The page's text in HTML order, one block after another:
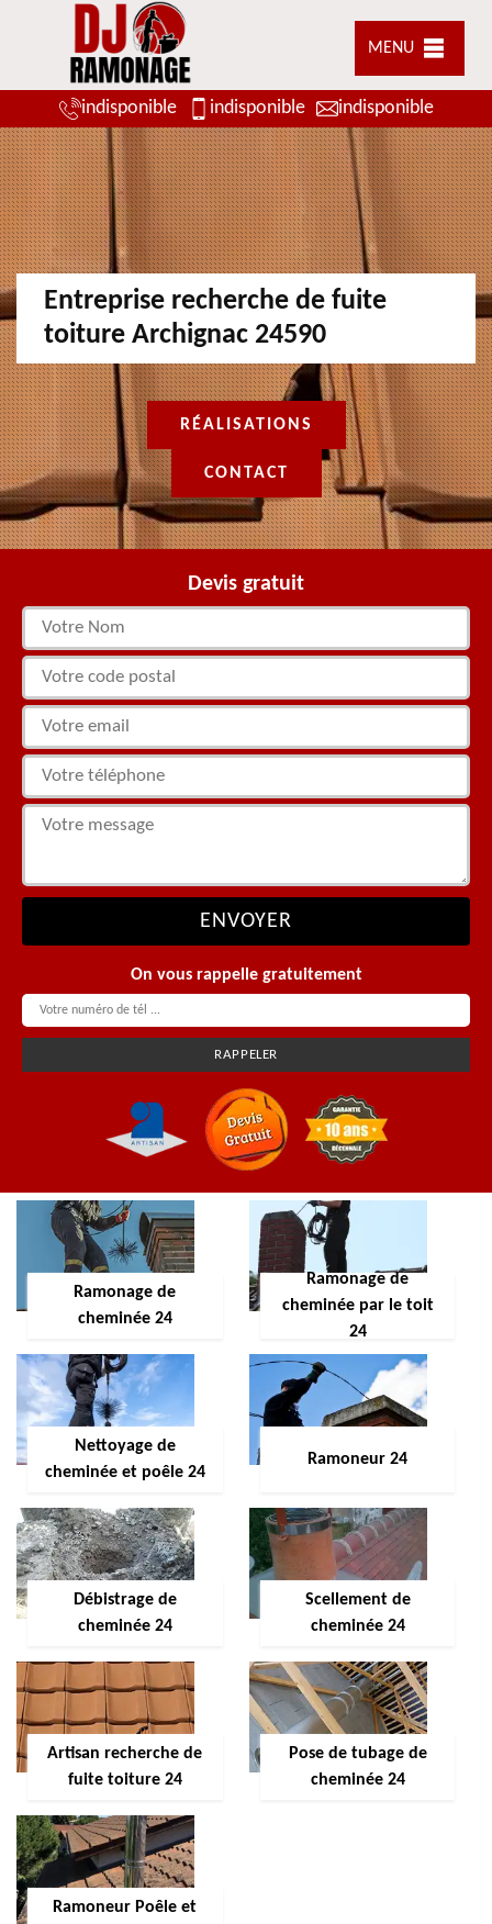
MENU
indisponible indisponible indisponible
Entreprise recherche de fuite
toiture Archignac 24590
RÉALISATIONS
CONTACT
Devis gratuit
On vous rappelle gratuitement
Ramonage de
cheminée 24
Ramonage de
cheminée par le toit
24
Nettoyage de
cheminée et poêle 24
Ramoneur 24
Débistrage de
cheminée 24
Scellement de
cheminée 24
Artisan recherche de
fuite toiture 24
Pose de tubage de
cheminée 24
Ramoneur Poêle et